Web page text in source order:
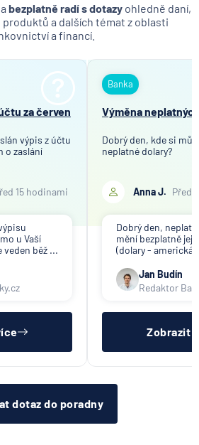
bezplatně radí s dotazy ohledně daní,
a dalších témat z oblasti
a financí.
za červen
výpis z účtu
o zaslání
15 hodinami
u Vaší
veden běž ...
Banka
Výměna
Dobrý den, kde si
neplatné dolary?
Anna J. Před
Dobrý den,
mění bezplatně
(dolary - americká
Jan Budín
Redaktor
Zobrazit
dotaz do poradny